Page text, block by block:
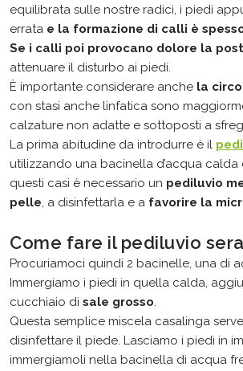
equilibrata sulle nostre radici, i piedi
errata e la formazione di calli è
Se i calli poi provocano dolore la
attenuare il disturbo ai piedi.
È importante considerare anche la
con stasi anche linfatica sono
calzature non adatte e sottoposti a
La prima abitudine da introdurre è il
utilizzando una bacinella d’acqua
questi casi è necessario un pediluvio
pelle, a disinfettarla e a favorire la
Come fare il pediluvio
Procuriamoci quindi 2 bacinelle, una di
Immergiamo i piedi in quella calda,
cucchiaio di sale grosso.
Questa semplice miscela casalinga
disinfettare il piede. Lasciamo i piedi in
immergiamoli nella bacinella di acqua